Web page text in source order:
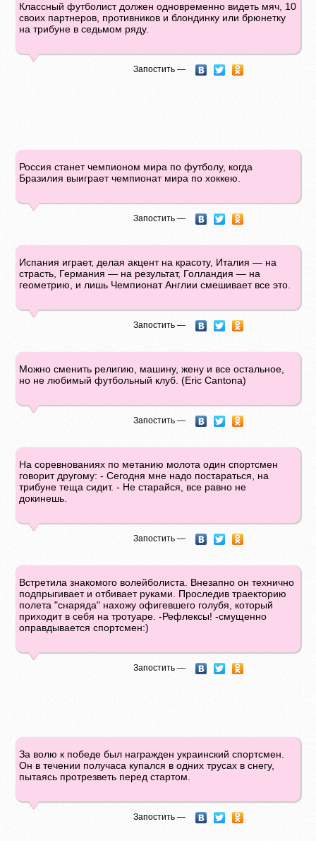
Классный футболист должен одновременно видеть мяч, 10
своих партнеров, противников и блондинку или брюнетку
на трибуне в седьмом ряду.
Запостить —
Россия станет чемпионом мира по футболу, когда
Бразилия выиграет чемпионат мира по хоккею.
Запостить —
Испания играет, делая акцент на красоту, Италия — на
страсть, Германия — на результат, Голландия — на
геометрию, и лишь Чемпионат Англии смешивает всe это.
Запостить —
Можно сменить религию, машину, жену и все остальное,
но не любимый футбольный клуб. (Eric Cantona)
Запостить —
На соревнованиях по метанию молота один спортсмен
говорит другому: - Сегодня мне надо постараться, на
трибуне теща сидит. - Не старайся, все равно не
докинешь.
Запостить —
Встретила знакомого волейболиста. Внезапно он технично
подпрыгивает и отбивает руками. Проследив траекторию
полета "снаряда" нахожу офигевшего голубя, который
приходит в себя на тротуаре. -Рефлексы! -смущенно
оправдывается спортсмен:)
Запостить —
За волю к победе был награжден украинский спортсмен.
Он в течении получаса купался в одних трусах в снегу,
пытаясь протрезветь перед стартом.
Запостить —